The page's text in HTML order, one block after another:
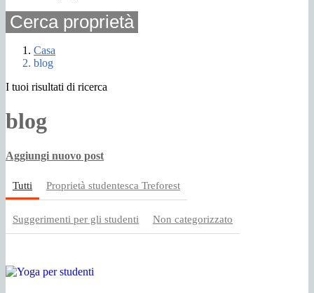
Cerca proprietà
Casa
blog
I tuoi risultati di ricerca
blog
Aggiungi nuovo post
Tutti Proprietà studentesca Treforest
Suggerimenti per gli studenti Non categorizzato